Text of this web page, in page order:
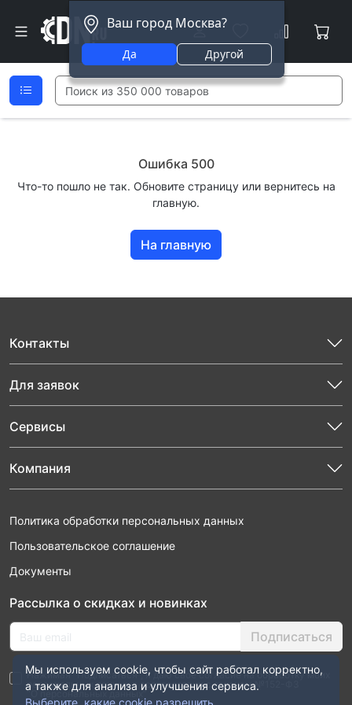
Ваш город Москва?
Да Другой
Ошибка 500
Что-то пошло не так. Обновите страницу или вернитесь на
главную.
На главную
Контакты
Для заявок
Сервисы
Компания
Политика обработки персональных данных
Пользовательское соглашение
Документы
Рассылка о скидках и новинках
Подписаться
Нажимая “Подписаться”, я даю свое согласие на обработку моих
персональных данных в соответствии с законом №152-ФЗ
“О персональных данных”
Мы используем cookie, чтобы сайт работал корректно,
а также для анализа и улучшения сервиса.
Выберите, какие cookie разрешить